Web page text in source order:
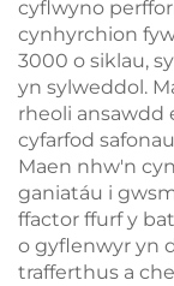
cyflwyno
cynhyrchion
3000 o siklau,
yn sylweddol.
rheoli ansawdd
cyfarfod
Maen nhw'n
ganiatáu i
ffactor ffurf y
o gyflenwyr yn
trafferthus a